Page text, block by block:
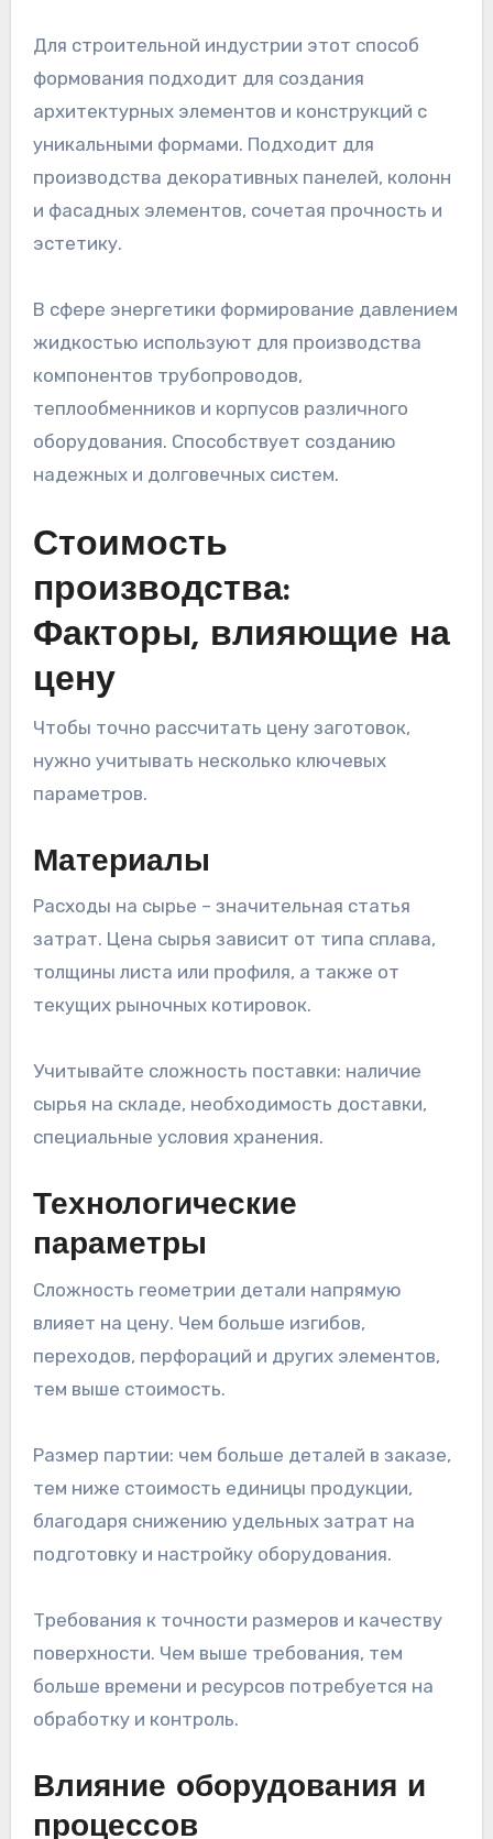
Для строительной индустрии этот способ
формования подходит для создания
архитектурных элементов и конструкций с
уникальными формами. Подходит для
производства декоративных панелей, колонн
и фасадных элементов, сочетая прочность и
эстетику.
В сфере энергетики формирование давлением
жидкостью используют для производства
компонентов трубопроводов,
теплообменников и корпусов различного
оборудования. Способствует созданию
надежных и долговечных систем.
Стоимость
производства:
Факторы, влияющие на
цену
Чтобы точно рассчитать цену заготовок,
нужно учитывать несколько ключевых
параметров.
Материалы
Расходы на сырье – значительная статья
затрат. Цена сырья зависит от типа сплава,
толщины листа или профиля, а также от
текущих рыночных котировок.
Учитывайте сложность поставки: наличие
сырья на складе, необходимость доставки,
специальные условия хранения.
Технологические
параметры
Сложность геометрии детали напрямую
влияет на цену. Чем больше изгибов,
переходов, перфораций и других элементов,
тем выше стоимость.
Размер партии: чем больше деталей в заказе,
тем ниже стоимость единицы продукции,
благодаря снижению удельных затрат на
подготовку и настройку оборудования.
Требования к точности размеров и качеству
поверхности. Чем выше требования, тем
больше времени и ресурсов потребуется на
обработку и контроль.
Влияние оборудования и
процессов